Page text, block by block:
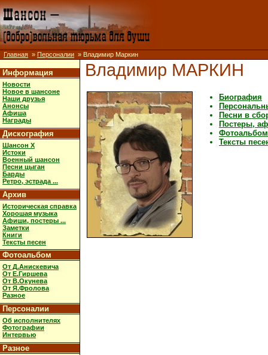
Главная » Персоналии » Владимир Маркин
Информация
Новости
Новое в шансоне
Наши друзья
Анонсы
Афиша
Награды
Дискография
Шансон X
Истоки
Военный шансон
Песни цыган
Барды
Ретро, эстрада ...
Архив
Историческая справка
Хорошая музыка
Афиши, постеры ...
Заметки
Книги
Тексты песен
Фотоальбом
От Д.Анискевича
От Е.Гиршева
От В.Окунева
От Я.Фролова
Разное
Персоналии
Об исполнителях
Фотографии
Интервью
Разное
Владимир МАРКИН
Биография
Песни в
Постеры,
Фотоальбом
Тексты